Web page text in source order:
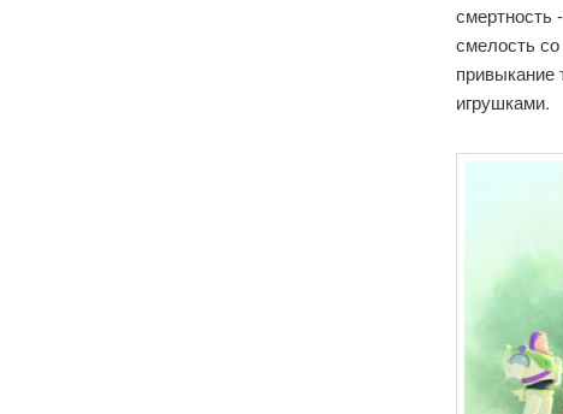
смертность
смелость
привыкание
игрушками.